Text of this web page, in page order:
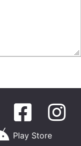
Play Store